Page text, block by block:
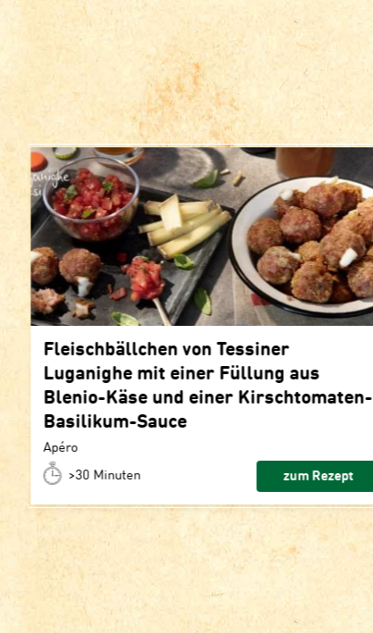
Fleischbällchen von Tessiner
Luganighe mit einer Füllung aus
Blenio-Käse und einer Kirschtomaten-
Basilikum-Sauce
Apéro
>30 Minuten zum Rezept